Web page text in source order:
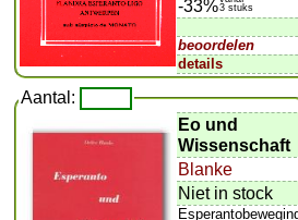
-33%3 stuks
beoordelen
details
Aantal:
Eo und
Wissenschaft
Blanke
Niet in stock